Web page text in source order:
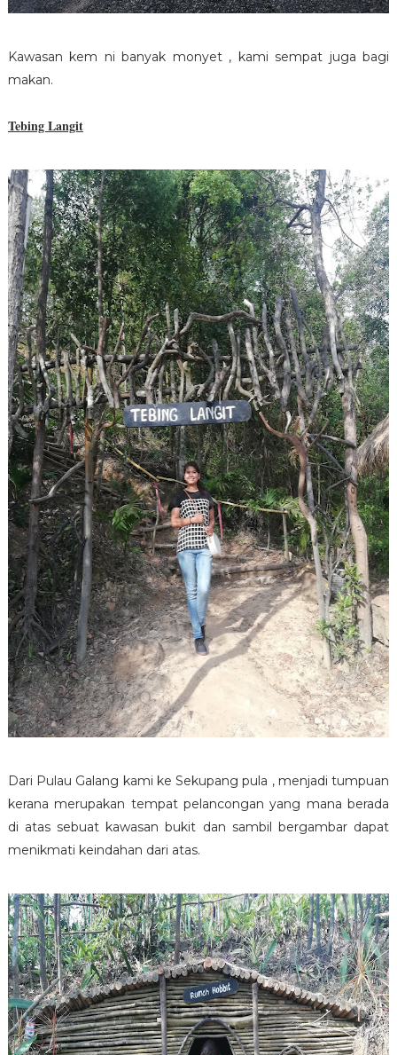
Kawasan kem ni banyak monyet , kami sempat juga bagi
makan.
Tebing Langit
Dari Pulau Galang kami ke Sekupang pula , menjadi tumpuan
kerana merupakan tempat pelancongan yang mana berada
di atas sebuat kawasan bukit dan sambil bergambar dapat
menikmati keindahan dari atas.